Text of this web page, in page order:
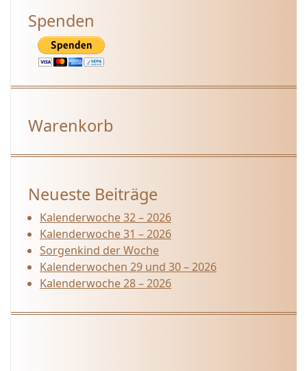
Spenden
Warenkorb
Neueste Beiträge
Kalenderwoche 32 – 2026
Kalenderwoche 31 – 2026
Sorgenkind der Woche
Kalenderwochen 29 und 30 – 2026
Kalenderwoche 28 – 2026